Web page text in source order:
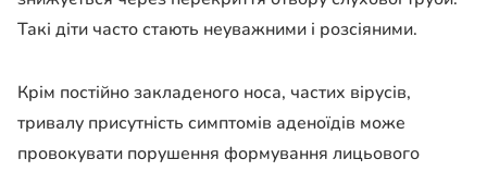
Такі діти часто стають неуважними і розсіяними.
Крім постійно закладеного носа, частих вірусів,
тривалу присутність симптомів аденоїдів може
провокувати порушення формування лицьового